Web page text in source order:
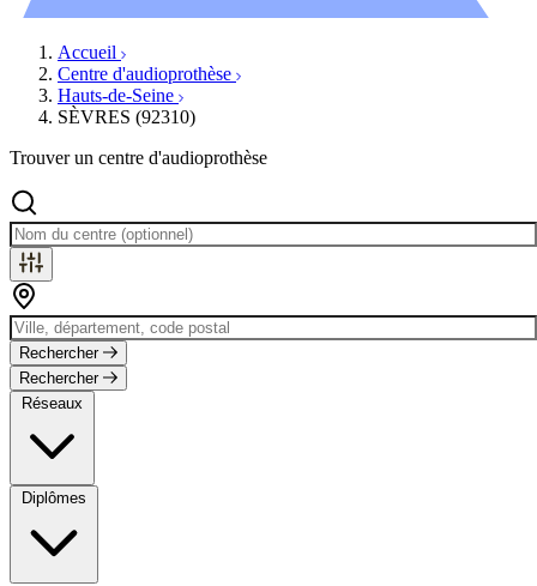
Accueil
Centre d'audioprothèse
Hauts-de-Seine
SÈVRES (92310)
Trouver un centre d'audioprothèse
Rechercher
Rechercher
Réseaux
Diplômes